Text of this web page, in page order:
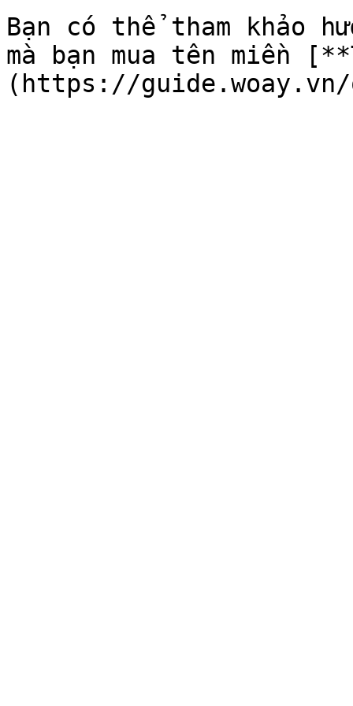
Bạn có thể tham khảo
mà bạn mua tên miền